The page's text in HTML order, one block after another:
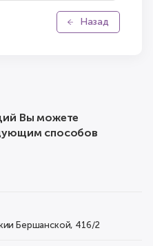
Назад
Вы можете
способов
Бершанской, 416/2